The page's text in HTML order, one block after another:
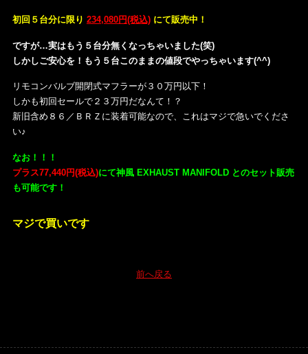
初回５台分に限り 234,080円(税込)にて販売中！
ですが…実はもう５台分無くなっちゃいました(笑)
しかしご安心を！もう５台このままの値段でやっちゃいます(^^)
リモコンバルブ開閉式マフラーが３０万円以下！
しかも初回セールで２３万円だなんて！？
新旧含め８６／ＢＲＺに装着可能なので、これはマジで急いでくださ
い♪
なお！！！
プラス77,440円(税込)にて神風 EXHAUST MANIFOLD とのセット販売
も可能です！
マジで買いです
前へ戻る